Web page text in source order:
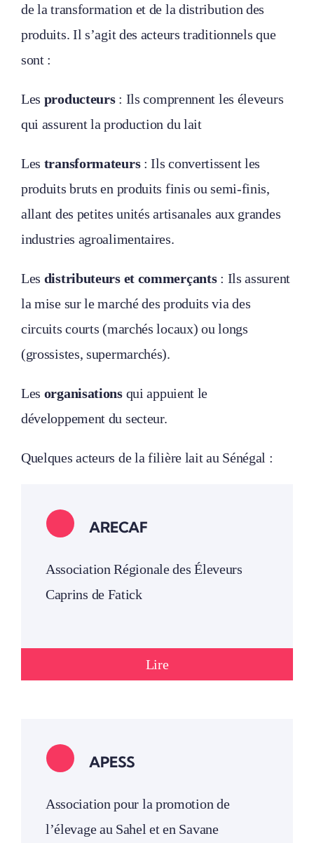
de la transformation et de la distribution des
produits. Il s’agit des acteurs traditionnels que
sont :
Les producteurs : Ils comprennent les éleveurs
qui assurent la production du lait
Les transformateurs : Ils convertissent les
produits bruts en produits finis ou semi-finis,
allant des petites unités artisanales aux grandes
industries agroalimentaires.
Les distributeurs et commerçants: Ils assurent
la mise sur le marché des produits via des
circuits courts (marchés locaux) ou longs
(grossistes, supermarchés).
Les organisations qui appuient le
développement du secteur.
Quelques acteurs de la filière lait au Sénégal :
ARECAF
Association Régionale des Éleveurs
Caprins de Fatick
Lire
APESS
Association pour la promotion de
l’élevage au Sahel et en Savane